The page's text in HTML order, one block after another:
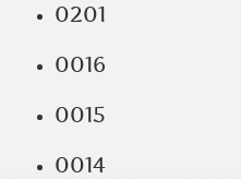
0201
0016
0015
0014